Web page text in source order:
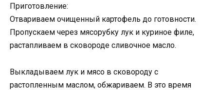
Приготовление:
Отвариваем очищенный картофель до готовности.
Пропускаем через мясорубку лук и куриное филе,
растапливаем в сковороде сливочное масло.
Выкладываем лук и мясо в сковороду с
растопленным маслом, обжариваем. В это время